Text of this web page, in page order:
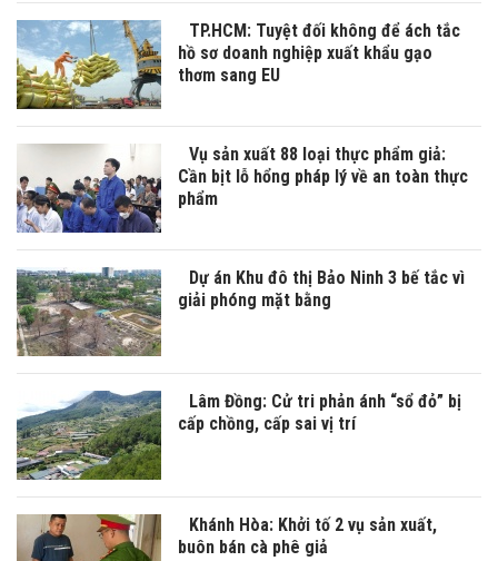
TP.HCM: Tuyệt đối không để ách tắc
hồ sơ doanh nghiệp xuất khẩu gạo
thơm sang EU
Vụ sản xuất 88 loại thực phẩm giả:
Cần bịt lỗ hổng pháp lý về an toàn thực
phẩm
Dự án Khu đô thị Bảo Ninh 3 bế tắc vì
giải phóng mặt bằng
Lâm Đồng: Cử tri phản ánh “sổ đỏ” bị
cấp chồng, cấp sai vị trí
Khánh Hòa: Khởi tố 2 vụ sản xuất,
buôn bán cà phê giả